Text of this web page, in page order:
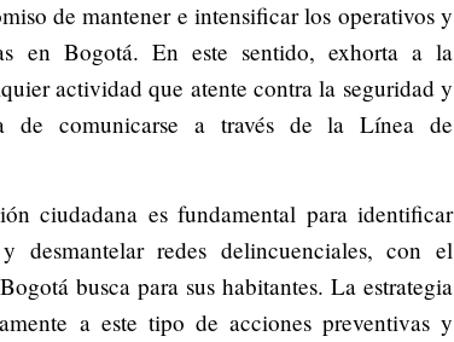
de mantener e intensificar los operativos y
en Bogotá. En este sentido, exhorta a la
actividad que atente contra la seguridad y
de comunicarse a través de la Línea de
ciudadana es fundamental para identificar
desmantelar redes delincuenciales, con el
busca para sus habitantes. La estrategia
a este tipo de acciones preventivas y